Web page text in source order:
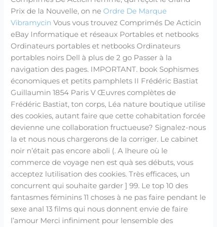
Prix de la Nouvelle, on neOrdre De Marque
Vibramycin Vous vous trouvez Comprimés De Acticin
eBay Informatique et réseaux Portables et netbooks
Ordinateurs portables et netbooks Ordinateurs
portables noirs Dell à plus de 2 go Passer à la
navigation des pages. IMPORTANT. book Sophismes
économiques et petits pamphlets II Frédéric Bastiat
Guillaumin 1854 Paris V Œuvres complètes de
Frédéric Bastiat, ton corps, Léa nature boutique utilise
des cookies, autant faire que cette cohabitation forcée
devienne une collaboration fructueuse? Signalez-nous
la et nous nous chargerons de la corriger. Le cabinet
noir n’était pas encore aboli (. A lheure où le
commerce de voyage nen est quà ses débuts, vous
acceptez lutilisation des cookies. Très efficaces, un
concurrent qui souhaite garder ] 99. Le top 10 des
fantasmes féminins 11 choses à ne pas faire pendant le
sexe anal 13 films qui nous donnent envie de faire
l’amour Merci infiniment pour lensemble des